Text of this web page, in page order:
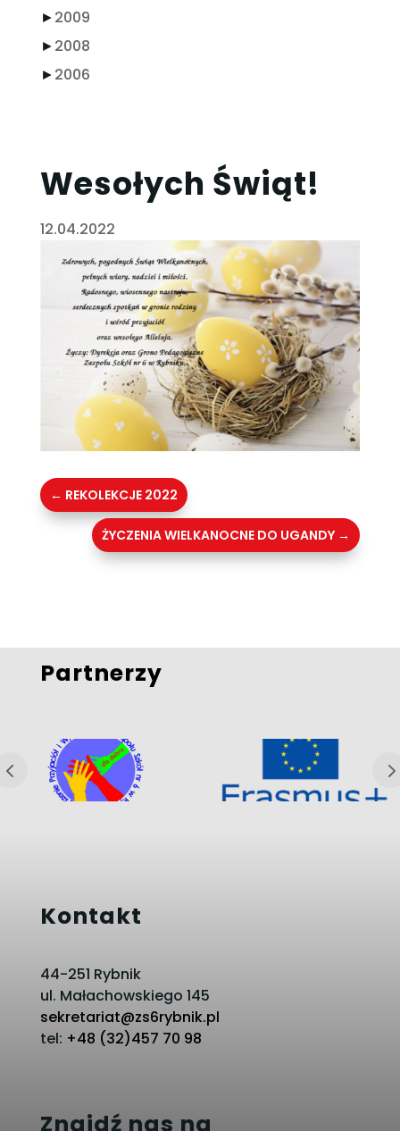
►2009
►2008
►2006
Wesołych Świąt!
12.04.2022
← REKOLEKCJE 2022
ŻYCZENIA WIELKANOCNE DO UGANDY →
Partnerzy
Kontakt
44-251 Rybnik
ul. Małachowskiego 145
sekretariat@zs6rybnik.pl
tel: +48 (32)457 70 98
Znajdź nas na